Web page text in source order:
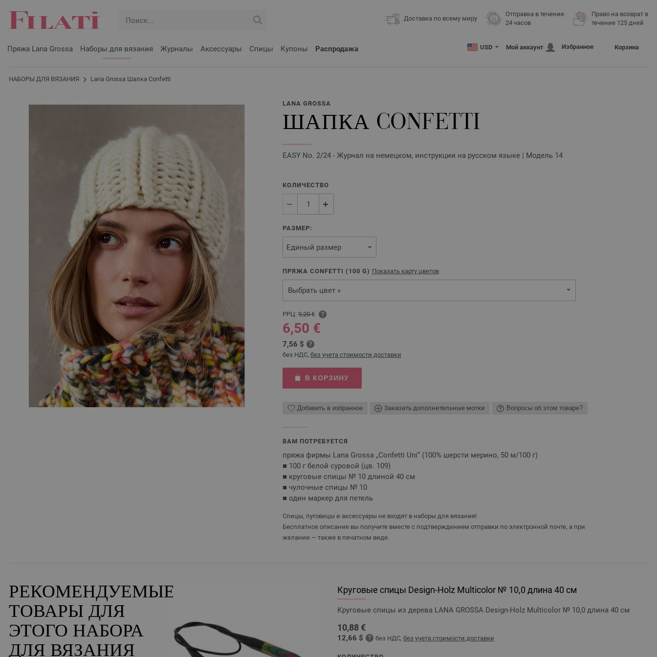
Доставка по всему миру
Отправка в течение
24 часов
Право на возврат в
течение 125 дней
Пряжа Lana Grossa Наборы для вязания Журналы Аксессуары Спицы Купоны Распродажа USD Мой аккаунт Избранное Корзина
НАБОРЫ ДЛЯ ВЯЗАНИЯ Lana Grossa Шапка Confetti
LANA GROSSA
ШАПКА CONFETTI
EASY No. 2/24 - Журнал на немецком, инструкции на русском языке | Модель 14
КОЛИЧЕСТВО
РАЗМЕР:
ПРЯЖА CONFETTI ( 100 G) Показать карту цветов
Выбрать цвет »
РРЦ: 9,20 €
6,50 €
7,56 $
без НДС, без учета стоимости доставки
В КОРЗИНУ
Добавить в избранное Заказать дополнительные мотки Вопросы об этом товаре?
ВАМ ПОТРЕБУЕТСЯ
пряжа фирмы Lana Grossa „Confetti Uni“ (100% шерсти мерино, 50 м/100 г)
■ 100 г белой суровой (цв. 109)
■ круговые спицы № 10 длиной 40 см
■ чулочные спицы № 10
■ один маркер для петель
Спицы, пуговицы и аксессуары не входят в наборы для вязания!
Бесплатное описание вы получите вместе с подтверждением отправки по электронной почте, а при
желании — также в печатном виде.
РЕКОМЕНДУЕМЫЕ
ТОВАРЫ ДЛЯ
ЭТОГО НАБОРА
ДЛЯ ВЯЗАНИЯ
Круговые спицы Design-Holz Multicolor № 10,0 длина 40 см
Круговые спицы из дерева LANA GROSSA Design-Holz Multicolor № 10,0 длина 40 см
10,88 €
12,66 $ без НДС, без учета стоимости доставки